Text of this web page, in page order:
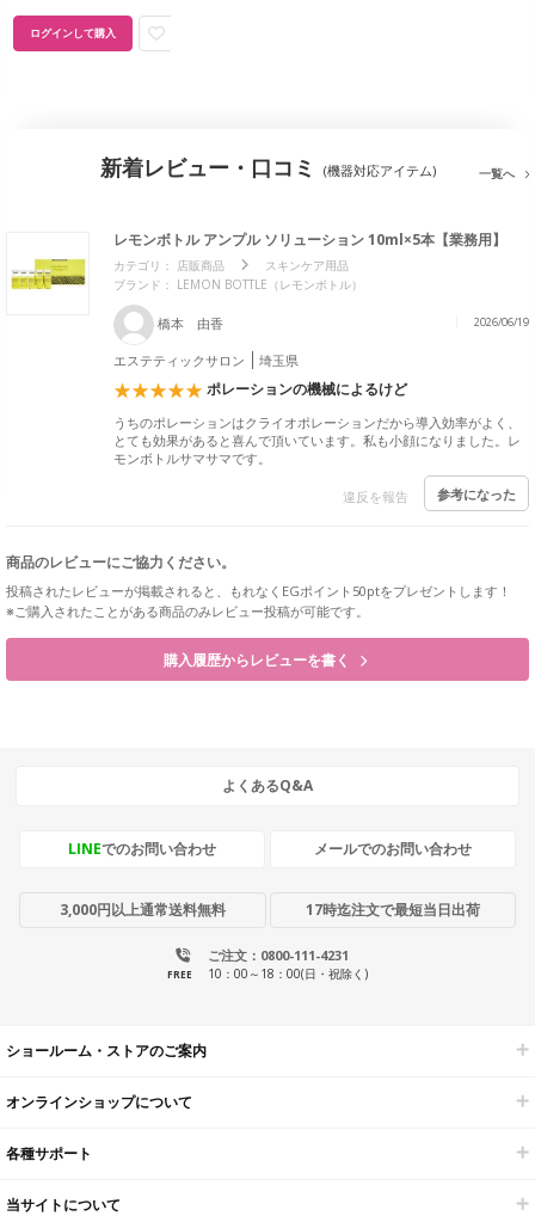
ログインして購入
新着レビュー・口コミ (機器対応アイテム) 一覧へ
レモンボトル アンプル ソリューション 10ml×5本【業務用】
カテゴリ： 店販商品
スキンケア用品
ブランド： LEMON BOTTLE（レモンボトル）
橋本 由香 2026/06/19
エステティックサロン 埼玉県
ポレーションの機械によるけど
うちのポレーションはクライオポレーションだから導入効率がよく、
とても効果があると喜んで頂いています。私も小顔になりました。レ
モンボトルサマサマです。
違反を報告 参考になった
商品のレビューにご協力ください。
投稿されたレビューが掲載されると、もれなくEGポイント50ptをプレゼントします！
※ご購入されたことがある商品のみレビュー投稿が可能です。
購入履歴からレビューを書く
よくあるQ&A
LINEでのお問い合わせ メールでのお問い合わせ
3,000円以上通常送料無料 17時迄注文で最短当日出荷
ご注文：0800-111-4231
FREE 10：00～18：00(日・祝除く)
ショールーム・ストアのご案内
オンラインショップについて
各種サポート
当サイトについて